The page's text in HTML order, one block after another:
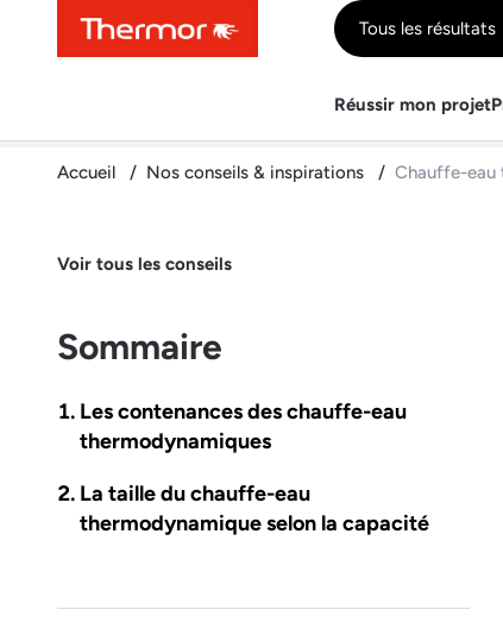
ContenuMenuRecherche Tous les résultats
Réussir mon projet
Accueil Nos conseils & inspirations Chauffe-eau
Voir tous les conseils
Sommaire
Les contenances des chauffe-eau
thermodynamiques
La taille du chauffe-eau
thermodynamique selon la capacité